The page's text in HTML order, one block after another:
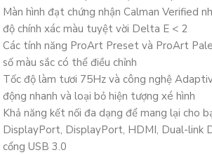
Màn hình đạt chứng nhận Calman Verified
độ chính xác màu tuyệt vời Delta E < 2
Các tính năng ProArt Preset và ProArt
số màu sắc có thể điều chỉnh
Tốc độ làm tươi 75Hz và công nghệ
động nhanh và loại bỏ hiện tượng xé hình
Khả năng kết nối đa dạng để mang lại cho
DisplayPort, DisplayPort, HDMI, Dual-link
cổng USB 3.0